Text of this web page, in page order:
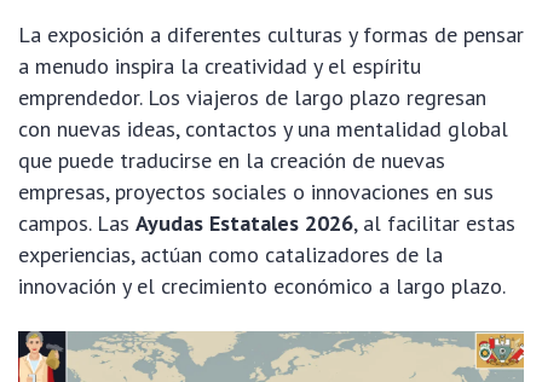
La exposición a diferentes culturas y formas de pensar
a menudo inspira la creatividad y el espíritu
emprendedor. Los viajeros de largo plazo regresan
con nuevas ideas, contactos y una mentalidad global
que puede traducirse en la creación de nuevas
empresas, proyectos sociales o innovaciones en sus
campos. Las Ayudas Estatales 2026, al facilitar estas
experiencias, actúan como catalizadores de la
innovación y el crecimiento económico a largo plazo.